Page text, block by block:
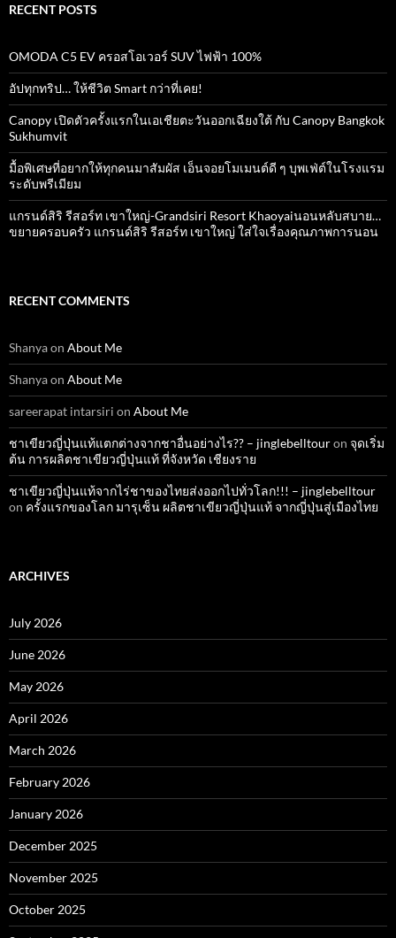
RECENT POSTS
OMODA C5 EV ครอสโอเวอร์ SUV ไฟฟ้า 100%
อัปทุกทริป… ให้ชีวิต Smart กว่าที่เคย!
Canopy เปิดตัวครั้งแรกในเอเชียตะวันออกเฉียงใต้ กับ Canopy Bangkok
Sukhumvit
มื้อพิเศษที่อยากให้ทุกคนมาสัมผัส เอ็นจอยโมเมนต์ดี ๆ บุพเฟ่ต์ในโรงแรม
ระดับพรีเมียม
แกรนด์สิริ​ รีสอร์ท​ เขาใหญ่​-Grandsiri​ Resort​ Khaoyaiนอนหลับสบาย…
ขยายครอบครัว แกรนด์สิริ รีสอร์ท เขาใหญ่ ใส่ใจเรื่องคุณภาพการนอน
RECENT COMMENTS
Shanyaon About Me
Shanyaon About Me
sareerapat intarsiri on About Me
ชาเขียวญี่ปุ่นแท้แตกต่างจากชาอื่นอย่างไร?? – jinglebelltouron จุดเริ่ม
ต้น การผลิตชาเขียวญี่ปุ่นแท้ ที่จังหวัด เชียงราย
ชาเขียวญี่ปุ่นแท้จากไร่ชาของไทยส่งออกไปทั่วโลก!!! – jinglebelltour
on ครั้งแรกของโลก มารุเซ็น ผลิตชาเขียวญี่ปุ่นแท้ จากญี่ปุ่นสู่เมืองไทย
ARCHIVES
July 2026
June 2026
May 2026
April 2026
March 2026
February 2026
January 2026
December 2025
November 2025
October 2025